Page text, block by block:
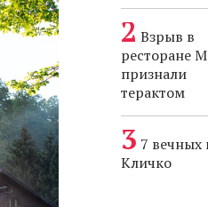
Взрыв в
ресторане
признали
терактом
7 вечных
Кличко